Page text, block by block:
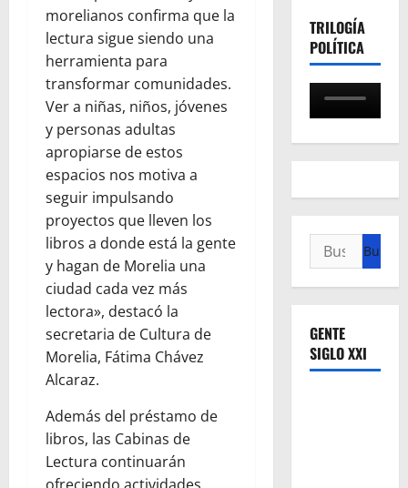
morelianos confirma que la
lectura sigue siendo una
herramienta para
transformar comunidades.
Ver a niñas, niños, jóvenes
y personas adultas
apropiarse de estos
espacios nos motiva a
seguir impulsando
proyectos que lleven los
libros a donde está la gente
y hagan de Morelia una
ciudad cada vez más
lectora», destacó la
secretaria de Cultura de
Morelia, Fátima Chávez
Alcaraz.
Además del préstamo de
libros, las Cabinas de
Lectura continuarán
TRILOGÍA
POLÍTICA
Buscar:
GENTE
SIGLO XXI